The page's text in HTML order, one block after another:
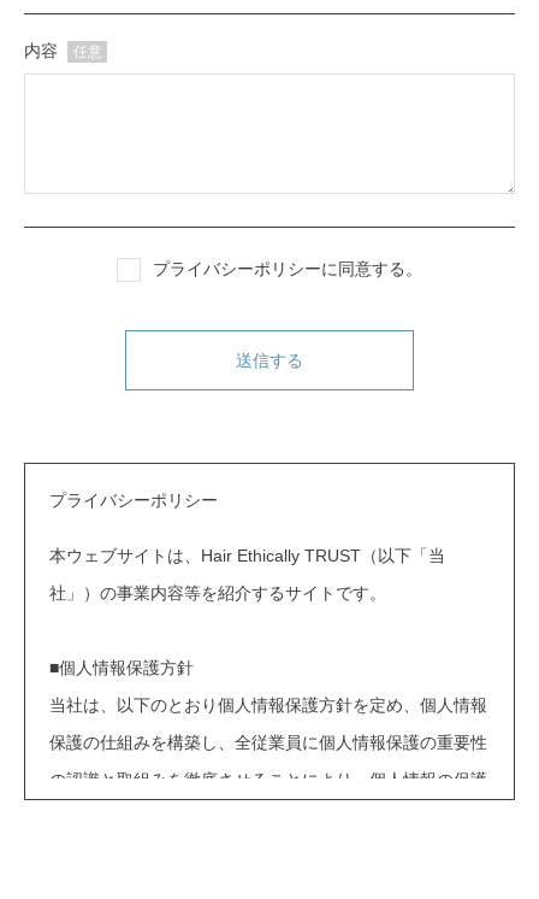
内容 任意
プライバシーポリシーに同意する。
プライバシーポリシー
本ウェブサイトは、Hair Ethically TRUST（以下「当
社」）の事業内容等を紹介するサイトです。
■個人情報保護方針
当社は、以下のとおり個人情報保護方針を定め、個人情報
保護の仕組みを構築し、全従業員に個人情報保護の重要性
の認識と取組みを徹底させることにより、個人情報の保護